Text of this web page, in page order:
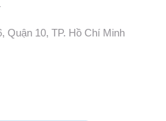
Quận 10, TP. Hồ Chí Minh